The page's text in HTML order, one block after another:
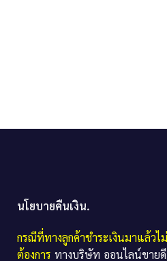
นโยบายคืนเงิน.
กรณีที่ทางลูกค้าชำระเงินมาแล้วไ
ต้องการ ทางบริษัท ออนไลน์ขาย